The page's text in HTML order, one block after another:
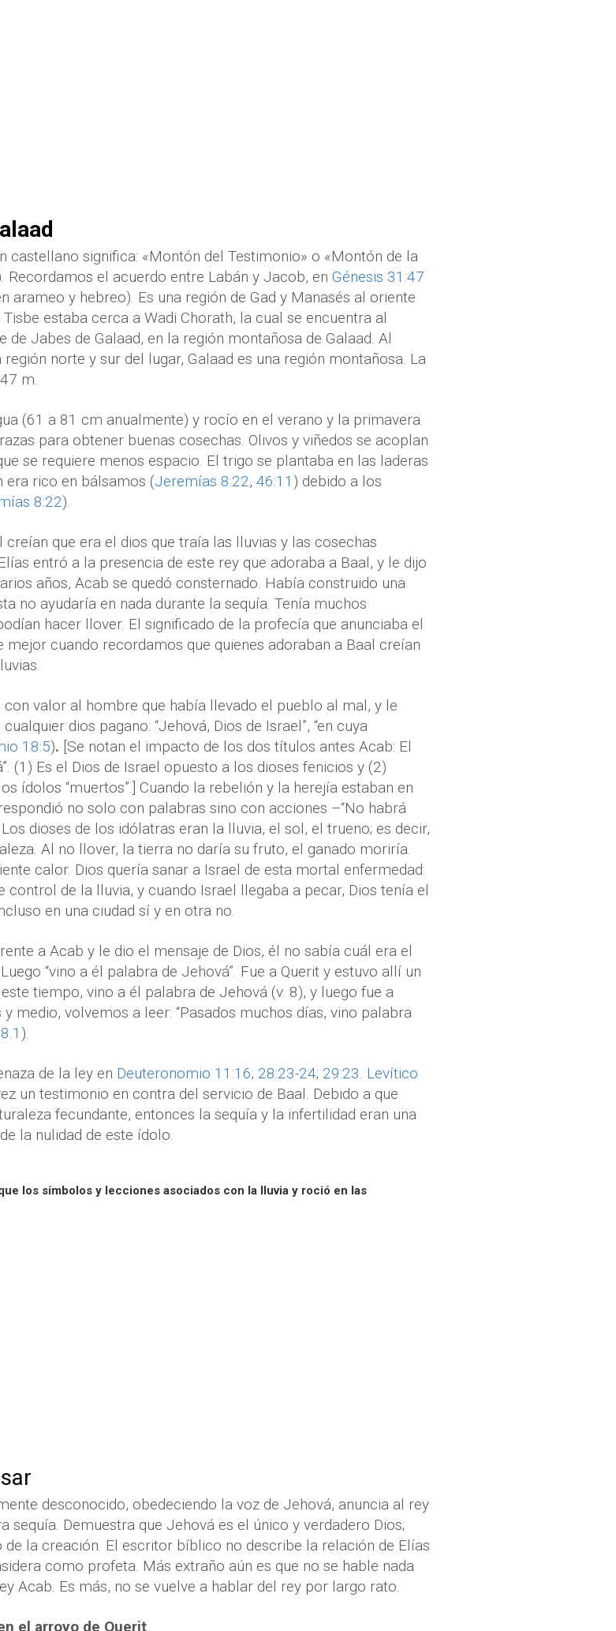
castellano significa: «Montón del Testimonio» o «Montón de la
Recordamos el acuerdo entre Labán y Jacob, en Génesis 31:47
arameo y hebreo). Es una región de Gad y Manasés al oriente
estaba cerca a Wadi Chorath, la cual se encuentra al
Jabes de Galaad, en la región montañosa de Galaad. Al
norte y sur del lugar, Galaad es una región montañosa. La
m.
(61 a 81 cm anualmente) y rocío en el verano y la primavera.
para obtener buenas cosechas. Olivos y viñedos se acoplan
se requiere menos espacio. El trigo se plantaba en las laderas
era rico en bálsamos (Jeremías 8:22, 46:11 ) debido a los
8:22).
que era el dios que traía las lluvias y las cosechas
entró a la presencia de este rey que adoraba a Baal, y le dijo
años, Acab se quedó consternado. Había construido una
no ayudaría en nada durante la sequía. Tenía muchos
hacer llover. El significado de la profecía que anunciaba el
mejor cuando recordamos que quienes adoraban a Baal creían
valor al hombre que había llevado el pueblo al mal, y le
dios pagano: “Jehová, Dios de Israel”, “en cuya
18:5). [Se notan el impacto de los dos títulos antes Acab: El
(1) Es el Dios de Israel opuesto a los dioses fenicios y (2)
ídolos “muertos”.] Cuando la rebelión y la herejía estaban en
no solo con palabras sino con acciones –“No habrá
dioses de los idólatras eran la lluvia, el sol, el trueno; es decir,
Al no llover, la tierra no daría su fruto, el ganado moriría.
calor. Dios quería sanar a Israel de esta mortal enfermedad:
control de la lluvia, y cuando Israel llegaba a pecar, Dios tenía el
en una ciudad sí y en otra no.
a Acab y le dio el mensaje de Dios, él no sabía cuál era el
“vino a él palabra de Jehová”. Fue a Querit y estuvo allí un
tiempo, vino a él palabra de Jehová (v. 8), y luego fue a
medio, volvemos a leer: “Pasados muchos días, vino palabra
).
de la ley en Deuteronomio 11:16; 28:23-24; 29:23. Levítico
un testimonio en contra del servicio de Baal. Debido a que
fecundante, entonces la sequía y la infertilidad eran una
la nulidad de este ídolo.
los símbolos y lecciones asociados con la lluvia y roció en las
desconocido, obedeciendo la voz de Jehová, anuncia al rey
sequía. Demuestra que Jehová es el único y verdadero Dios;
de la creación. El escritor bíblico no describe la relación de Elías
como profeta. Más extraño aún es que no se hable nada
Acab. Es más, no se vuelve a hablar del rey por largo rato.
el arroyo de Querit